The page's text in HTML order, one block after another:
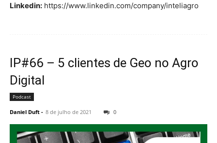
Linkedin: https://www.linkedin.com/company/inteliagro
IP#66 – 5 clientes de Geo no Agro
Digital
Podcast
Daniel Duft - 8 de julho de 2021 0